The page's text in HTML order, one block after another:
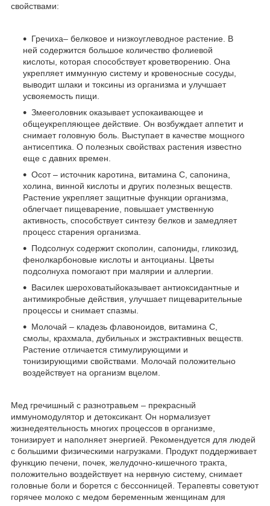
свойствами:
Гречиха– белковое и низкоуглеводное растение. В
ней содержится большое количество фолиевой
кислоты, которая способствует кроветворению. Она
укрепляет иммунную систему и кровеносные сосуды,
выводит шлаки и токсины из организма и улучшает
усвояемость пищи.
Змееголовник оказывает успокаивающее и
общеукрепляющее действие. Он возбуждает аппетит и
снимает головную боль. Выступает в качестве мощного
антисептика. О полезных свойствах растения известно
еще с давних времен.
Осот – источник каротина, витамина С, сапонина,
холина, винной кислоты и других полезных веществ.
Растение укрепляет защитные функции организма,
облегчает пищеварение, повышает умственную
активность, способствует синтезу белков и замедляет
процесс старения организма.
Подсолнух содержит скополин, сапониды, гликозид,
фенолкарбоновые кислоты и антоцианы. Цветы
подсолнуха помогают при малярии и аллергии.
Василек шероховатыйоказывает антиоксидантные и
антимикробные действия, улучшает пищеварительные
процессы и снимает спазмы.
Молочай – кладезь флавоноидов, витамина С,
смолы, крахмала, дубильных и экстрактивных веществ.
Растение отличается стимулирующими и
тонизирующими свойствами. Молочай положительно
воздействует на организм вцелом.
Мед гречишный с разнотравьем – прекрасный
иммуномодулятор и детоксикант. Он нормализует
жизнедеятельность многих процессов в организме,
тонизирует и наполняет энергией. Рекомендуется для людей
с большими физическими нагрузками. Продукт поддерживает
функцию печени, почек, желудочно-кишечного тракта,
положительно воздействует на нервную систему, снимает
головные боли и борется с бессонницей. Терапевты советуют
горячее молоко с медом беременным женщинам для